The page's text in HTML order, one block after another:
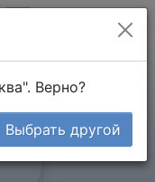
Верно?
Выбрать другой